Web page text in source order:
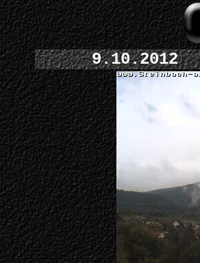
9.10.2012